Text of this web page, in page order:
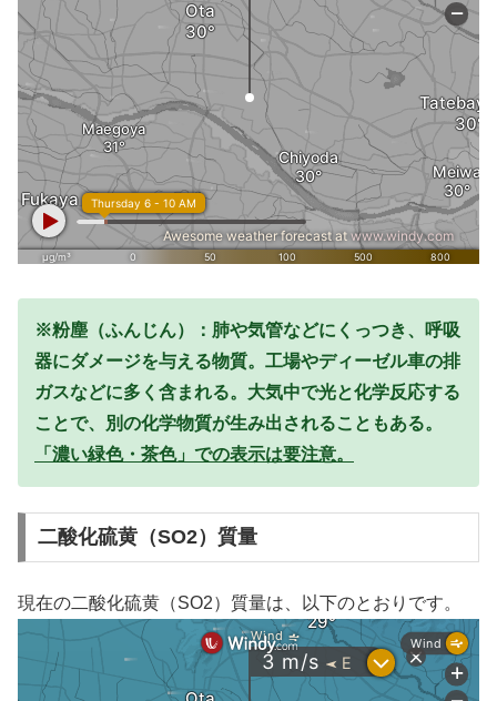
※粉塵（ふんじん）：肺や気管などにくっつき、呼吸
器にダメージを与える物質。工場やディーゼル車の排
ガスなどに多く含まれる。大気中で光と化学反応する
ことで、別の化学物質が生み出されることもある。
「濃い緑色・茶色」での表示は要注意。
二酸化硫黄（SO2）質量
現在の二酸化硫黄（SO2）質量は、以下のとおりです。